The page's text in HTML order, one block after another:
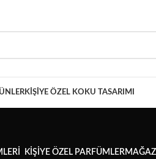
KIŞIYE ÖZEL KOKU TASARIMI
KIŞIYE ÖZEL PARFÜMLER